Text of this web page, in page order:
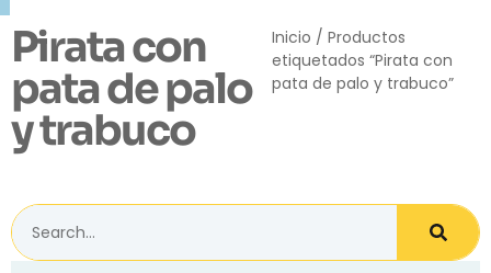
Pirata con
pata de palo
y trabuco
Inicio / Productos
etiquetados “Pirata con
pata de palo y trabuco”